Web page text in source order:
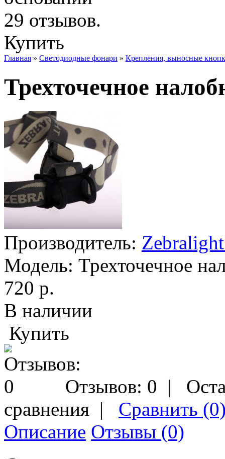
Купить
Главная » Светодиодные фонари » Крепления, выносные
Трехточечное
Производитель:
Модель: Трехточечное
720 р.
В наличии
Купить
Отзывов: 0 |
сравнения | Сравнить
Описание Отзывы (0)